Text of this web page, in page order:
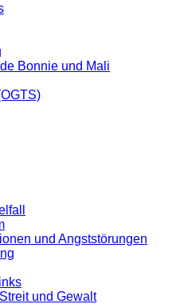
Bonnie und Mali
und Angststörungen
und Gewalt